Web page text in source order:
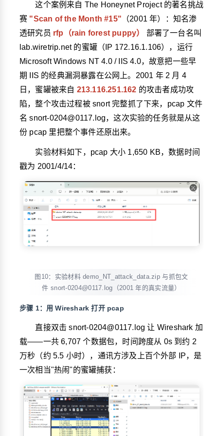
这个案例来自 The Honeynet Project 的著名挑战
赛 "Scan of the Month #15" （2001 年）：知名渗
透研究员 rfp（rain forest puppy）
部署了一台名叫
lab.wiretrip.net的蜜罐（IP 172.16.1.106），运行
Microsoft Windows NT 4.0 / IIS 4.0，故意把一些早
期 IIS 的经典漏洞暴露在公网上。2001 年 2 月 4
日，蜜罐被来自 213.116.251.162 的攻击者成功攻
陷，整个攻击过程被 snort 完整抓了下来，pcap 文件
名snort-0204@0117.log，这次实验的任务就是从这
份 pcap 里把整个事件还原出来。
实验材料如下，pcap 大小 1,650 KB，数据时间
戳为 2001/4/14：
图10：实验材料 demo_NT_attack_data.zip 与抓包文
件 snort-0204@0117.log（2001 年的真实流量）
步骤 1：用 Wireshark 打开 pcap
直接双击snort-0204@0117.log 让 Wireshark 加
载——一共 6,707 个数据包，时间跨度从 0s 到约 2
万秒（约 5.5 小时），通讯方涉及上百个外部 IP，是
一次相当"热闹"的蜜罐捕获：